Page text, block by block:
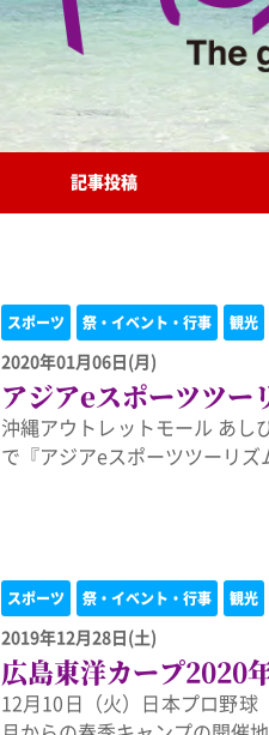
記事投稿
スポーツ 祭・イベント・行事 観光
2020年01月06日(月)
アジアeスポーツツ
沖縄アウトレットモール あし
で『アジアeスポーツツーリズ
スポーツ 祭・イベント・行事 観光
2019年12月28日(土)
広島東洋カープ2020
12月10日（火）日本プロ野球